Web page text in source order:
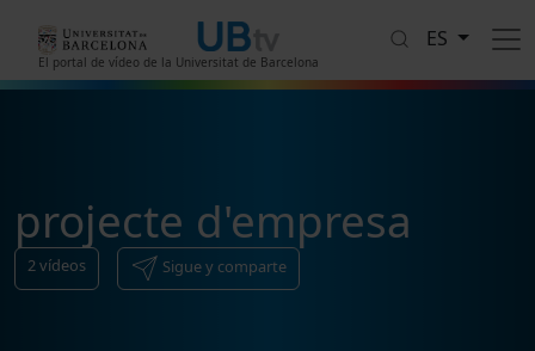
El portal de vídeo de la Universitat de Barcelona
ES
projecte d'empresa
2vídeos Sigue y comparte